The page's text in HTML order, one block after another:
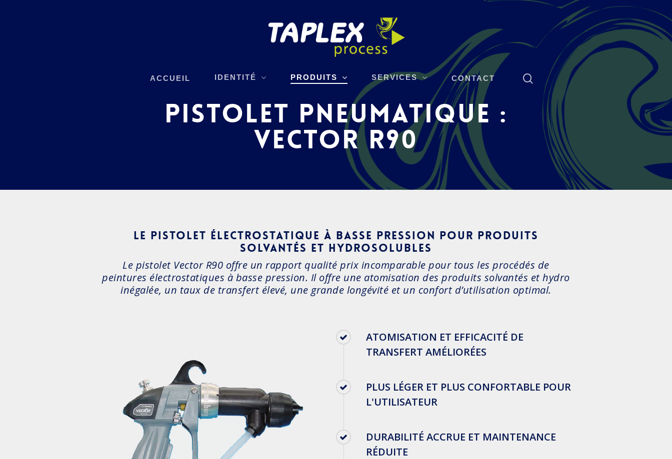
ACCUEIL IDENTITÉ PRODUITS SERVICES CONTACT
PISTOLET PNEUMATIQUE :
VECTOR R90
Le pistolet électrostatique à basse pression pour produits
solvantés et hydrosolubles
Le pistolet Vector R90 offre un rapport qualité prix incomparable pour tous les procédés de
peintures électrostatiques à basse pression. Il offre une atomisation des produits solvantés et hydro
inégalée, un taux de transfert élevé, une grande longévité et un confort d’utilisation optimal.
ATOMISATION ET EFFICACITÉ DE
TRANSFERT AMÉLIORÉES
PLUS LÉGER ET PLUS CONFORTABLE POUR
L'UTILISATEUR
DURABILITÉ ACCRUE ET MAINTENANCE
RÉDUITE